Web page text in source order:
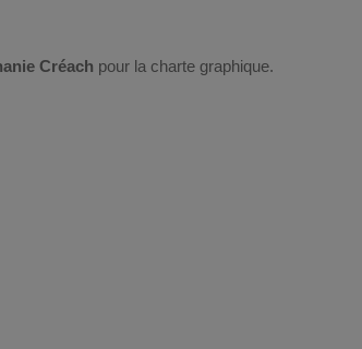
Créach pour la charte graphique.